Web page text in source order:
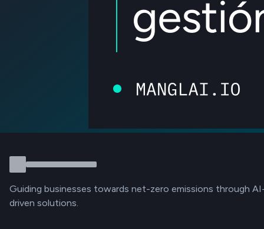
Guiding businesses towards net-zero emissions through
driven solutions.